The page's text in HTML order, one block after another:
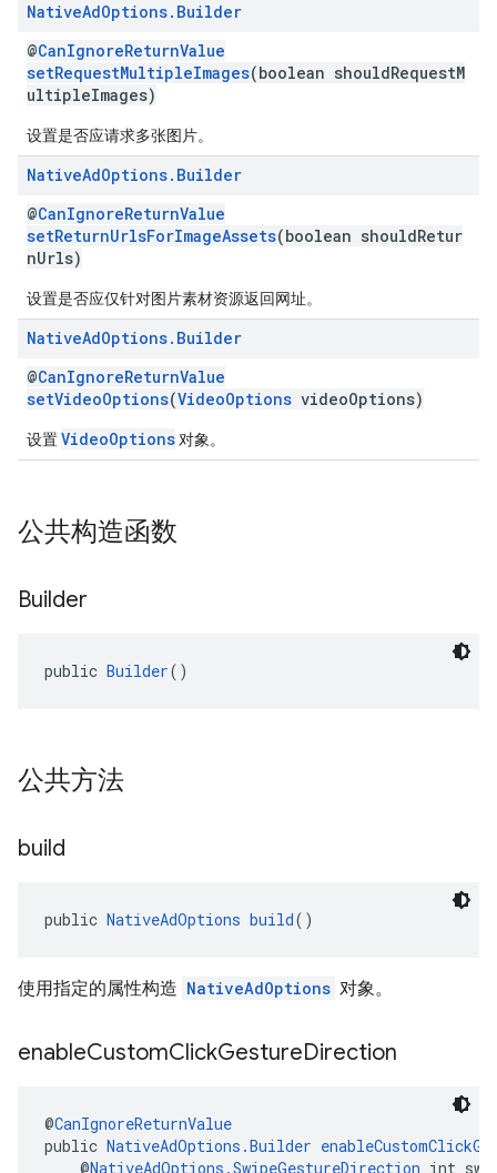
NativeAdOptions. Builder
@CanIgnoreReturnValue
setRequestMultipleImages(boolean shouldRequestM
ultipleImages)
设置是否应请求多张图片。
NativeAdOptions. Builder
@CanIgnoreReturnValue
setReturnUrlsForImageAssets(boolean shouldRetur
nUrls)
设置是否应仅针对图片素材资源返回网址。
NativeAdOptions. Builder
@CanIgnoreReturnValue
setVideoOptions(VideoOptions videoOptions)
设置VideoOptions 对象。
公共构造函数
Builder
public Builder()
公共方法
build
public NativeAdOptions build()
使用指定的属性构造 NativeAdOptions 对象。
enableCustomClickGestureDirection
@CanIgnoreReturnValue
public NativeAdOptions.Builder
@NativeAdOptions.SwipeGestureDirection int